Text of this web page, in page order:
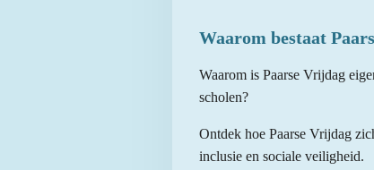
Waarom bestaat
Waarom is Paarse Vrijdag
scholen?
Ontdek hoe Paarse Vrijdag
inclusie en sociale veiligheid.